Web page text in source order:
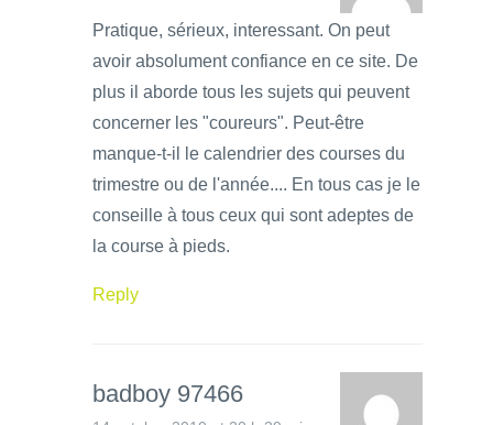
Pratique, sérieux, interessant. On peut
avoir absolument confiance en ce site. De
plus il aborde tous les sujets qui peuvent
concerner les "coureurs". Peut-être
manque-t-il le calendrier des courses du
trimestre ou de l'année.... En tous cas je le
conseille à tous ceux qui sont adeptes de
la course à pieds.
Reply
badboy 97466